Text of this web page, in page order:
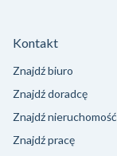
Kontakt
Znajdź biuro
Znajdź doradcę
Znajdź nieruchomość
Znajdź pracę